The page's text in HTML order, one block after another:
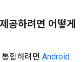
공하려면 어떻게
합하려면 Android